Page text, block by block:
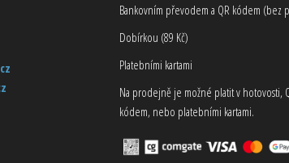
Bankovním převodem a QR kódem (bez
Dobírkou (89 Kč)
Platebními kartami
Na prodejně je možné platit v hotovosti,
kódem, nebo platebními kartami.